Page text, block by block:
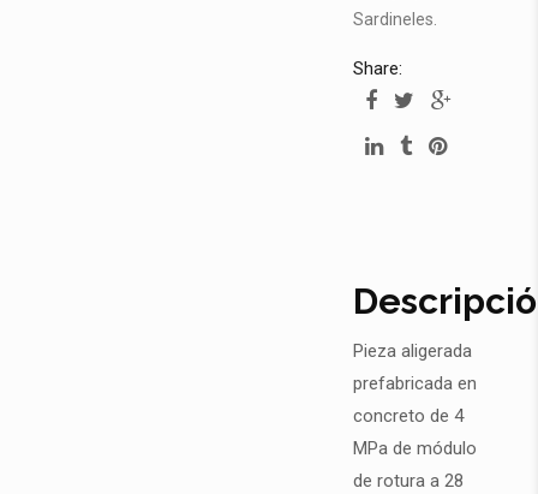
Sardineles
Share:
Pieza aligerada
prefabricada en
concreto de 4
MPa de módulo
de rotura a 28